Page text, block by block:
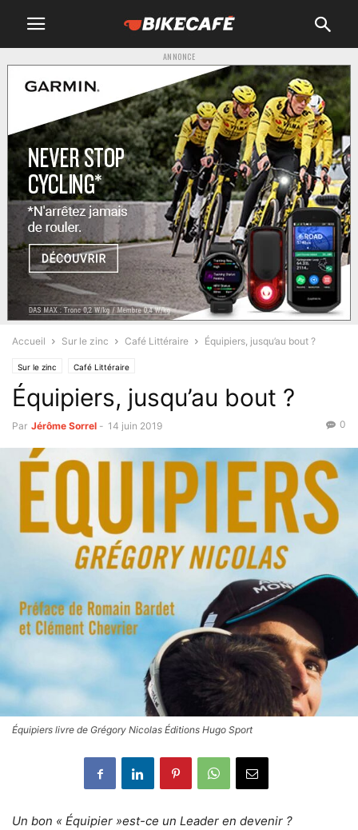
ANNONCE
Accueil Sur le zinc Café Littéraire Équipiers, jusqu’au bout ?
Sur le zinc Café Littéraire
Équipiers, jusqu’au bout ?
Par Jérôme Sorrel - 14 juin 2019 0
Équipiers livre de Grégory Nicolas Éditions Hugo Sport
Un bon « Équipier »est-ce un Leader en devenir ?